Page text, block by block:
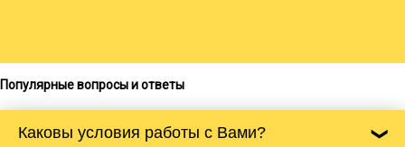
Популярные вопросы и ответы
Каковы условия работы с Вами?